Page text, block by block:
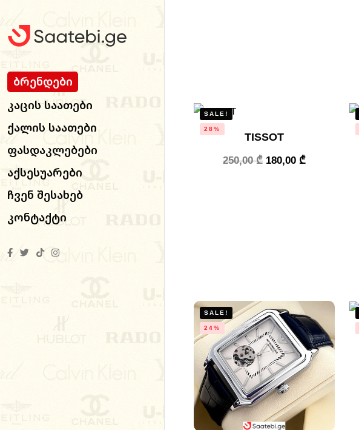
Ბრენდები
Კაცის Საათები
Ქალის Საათები
Ფასდაკლებები
Აქსესუარები
Ჩვენ Შესახებ
Კონტაქტი
SALE!
28%
TISSOT
250,00₾ 180,00 ₾
SALE!
24%